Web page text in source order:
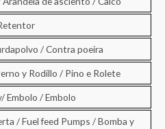
/ Contra poeira
y Rodillo / Pino e Rolete
Embolo / Embolo
/ Fuel feed Pumps / Bomba y